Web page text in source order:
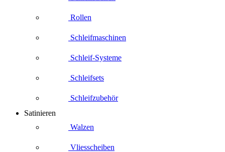
Rollen
Schleifmaschinen
Schleif-Systeme
Schleifsets
Schleifzubehör
Satinieren
Walzen
Vliesscheiben